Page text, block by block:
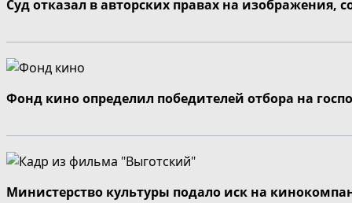
Суд отказал в авторских правах на изображения,
Фонд кино определил победителей отбора на
Министерство культуры подало иск на